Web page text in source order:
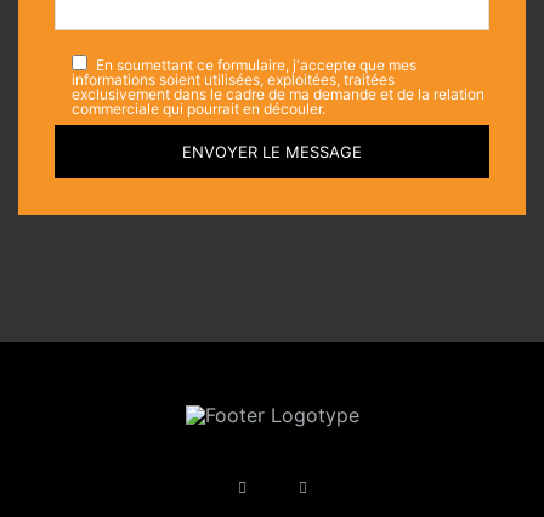
En soumettant ce formulaire, j'accepte que mes
informations soient utilisées, exploitées, traitées
exclusivement dans le cadre de ma demande et de la relation
commerciale qui pourrait en découler.
ENVOYER LE MESSAGE